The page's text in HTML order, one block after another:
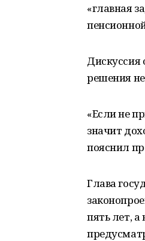
«главная
Дискуссия
решения
«Если не
значит
пояснил
Глава
пять лет,